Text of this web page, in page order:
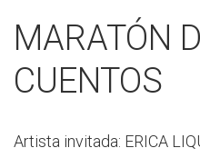
MARATÓN
CUENTOS
Artista invitada: ERICA